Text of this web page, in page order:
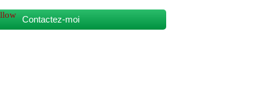
Contactez-moi